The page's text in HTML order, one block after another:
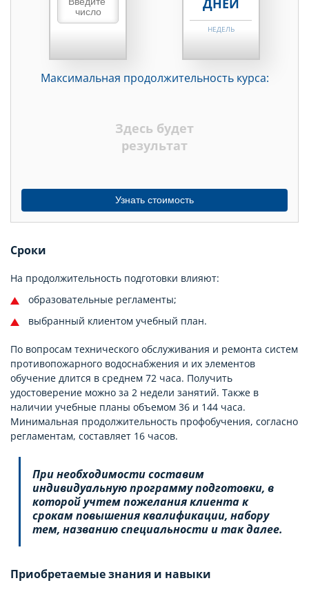
ДНЕЙ
НЕДЕЛЬ
ДНЕЙ
Максимальная продолжительность курса:
Здесь будет
результат
Узнать стоимость
Сроки
На продолжительность подготовки влияют:
образовательные регламенты;
выбранный клиентом учебный план.
По вопросам технического обслуживания и ремонта систем
противопожарного водоснабжения и их элементов
обучение длится в среднем 72 часа. Получить
удостоверение можно за 2 недели занятий. Также в
наличии учебные планы объемом 36 и 144 часа.
Минимальная продолжительность профобучения, согласно
регламентам, составляет 16 часов.
При необходимости составим
индивидуальную программу подготовки, в
которой учтем пожелания клиента к
срокам повышения квалификации, набору
тем, названию специальности и так далее.
Приобретаемые знания и навыки